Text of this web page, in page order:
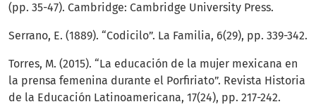
(pp. 35-47). Cambridge: Cambridge University Press.
Serrano, E. (1889). “Codicilo”. La Familia, 6(29), pp. 339-342.
Torres, M. (2015). “La educación de la mujer mexicana en
la prensa femenina durante el Porfiriato”. Revista Historia
de la Educación Latinoamericana, 17(24), pp. 217-242.